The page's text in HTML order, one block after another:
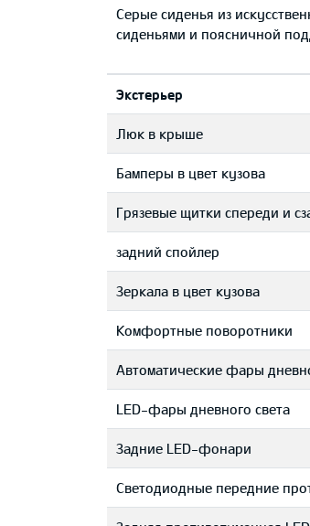
Серые сиденья из
сиденьями и поясничной
Экстерьер
Люк в крыше
Бамперы в цвет кузова
Грязевые щитки спереди и
задний спойлер
Зеркала в цвет кузова
Комфортные поворотники
Автоматические фары
LED-фары дневного света
Задние LED-фонари
Светодиодные передние